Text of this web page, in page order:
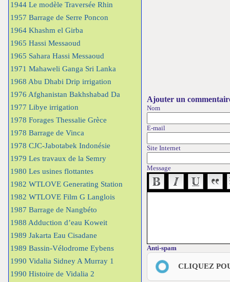
1944 Le modèle Traversée Rhin
1957 Barrage de Serre Poncon
1964 Khashm el Girba
1965 Hassi Messaoud
1965 Sahara Hassi Messaoud
1971 Mahaweli Ganga Sri Lanka
1968 Abu Dhabi Drip irrigation
1976 Afghanistan Bakhshabad Da
1977 Libye irrigation
1978 Forages Thessalie Grèce
1978 Barrage de Vinca
1978 CJC-Jabotabek Indonésie
1979 Les travaux de la Semry
1980 Les usines flottantes
1982 WTLOVE Generating Station
1982 WTLOVE Film G Langlois
1987 Barrage de Nangbéto
1988 Adduction d’eau Koweit
1989 Jakarta Eau Cisadane
1989 Bassin-Vélodrome Eybens
1990 Vidalia Sidney A Murray 1
1990 Histoire de Vidalia 2
Ajouter un
Nom
E-mail
Site Internet
Message
Anti-spam
CLIQUEZ